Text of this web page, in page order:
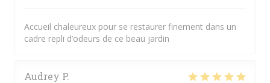
Accueil chaleureux pour se restaurer finement dans un
cadre repli d’odeurs de ce beau jardin
Audrey P